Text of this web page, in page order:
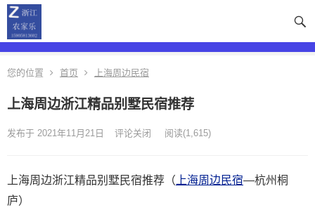
您的位置 首页 上海周边民宿
上海周边浙江精品别墅民宿推荐
发布于 2021年11月21日 评论关闭 阅读(1,615)
上海周边浙江精品别墅民宿推荐（ 上海周边民宿—杭州桐
庐）